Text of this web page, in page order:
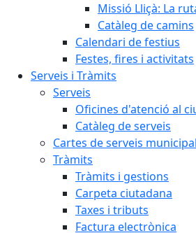
Missió Lliçà: La
Catàleg de camins
Calendari de festius
Festes, fires i activitats
Serveis i Tràmits
Serveis
Oficines d'atenció al
Catàleg de serveis
Cartes de serveis
Tràmits
Tràmits i gestions
Carpeta ciutadana
Taxes i tributs
Factura electrònica